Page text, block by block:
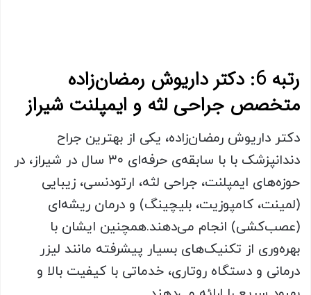
رتبه 6: دکتر داریوش رمضان‌زاده
متخصص جراحی لثه و ایمپلنت شیراز
دکتر داریوش رمضان‌زاده، یکی از بهترین جراح
دندانپزشک با با سابقه‌ی حرفه‌ای ۳۰ سال در شیراز، در
حوزه‌های ایمپلنت، جراحی لثه، ارتودنسی، زیبایی
(لمینت، کامپوزیت، بلیچینگ) و درمان ریشه‌ای
(عصب‌کشی) انجام می‌دهند.همچنین ایشان با
بهره‌وری از تکنیک‌های بسیار پیشرفته مانند لیزر
درمانی و دستگاه روتاری، خدماتی با کیفیت بالا و